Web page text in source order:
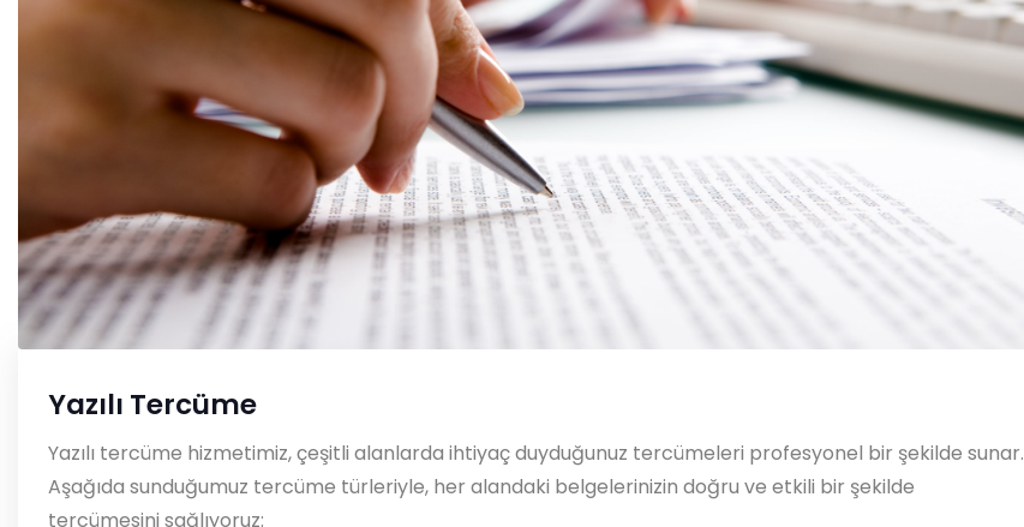
Yazılı Tercüme
Yazılı tercüme hizmetimiz, çeşitli alanlarda ihtiyaç duyduğunuz tercümeleri profesyonel bir şekilde sunar.
Aşağıda sunduğumuz tercüme türleriyle, her alandaki belgelerinizin doğru ve etkili bir şekilde
tercümesini sağlıyoruz: